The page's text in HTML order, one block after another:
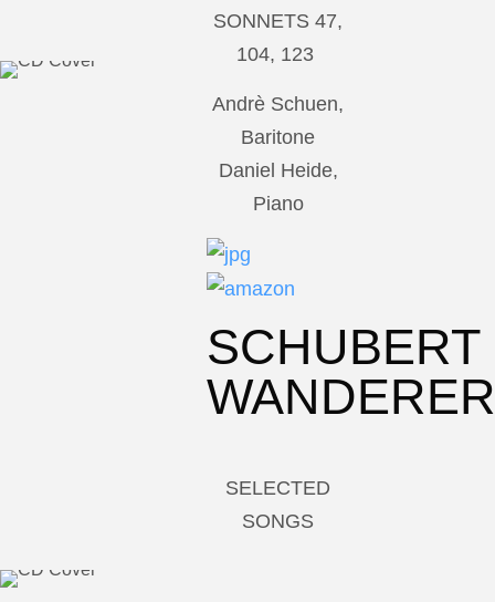
SONNETS 47,
104, 123
Andrè Schuen,
Baritone
Daniel Heide,
Piano
SCHUBERT
WANDERER
SELECTED
SONGS